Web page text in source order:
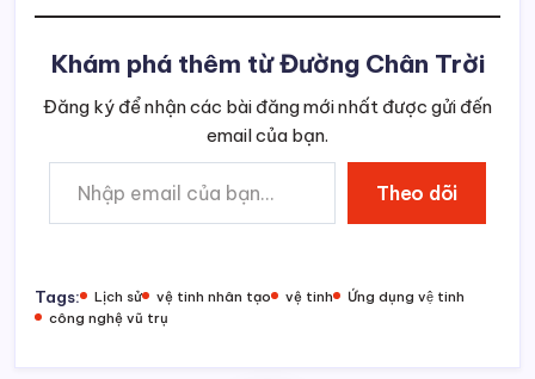
Khám phá thêm từ Đường Chân Trời
Đăng ký để nhận các bài đăng mới nhất được gửi đến
email của bạn.
Nhập email của bạn…
Theo dõi
Tags: Lịch sử vệ tinh nhân tạo vệ tinh
Ứng dụng vệ tinh
công nghệ vũ trụ